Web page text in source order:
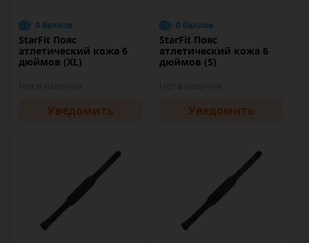
0 баллов
StarFit Пояс
атлетический кожа 6
дюймов (XL)
Уведомить
0 баллов
StarFit Пояс
атлетический кожа 6
дюймов (S)
Уведомить